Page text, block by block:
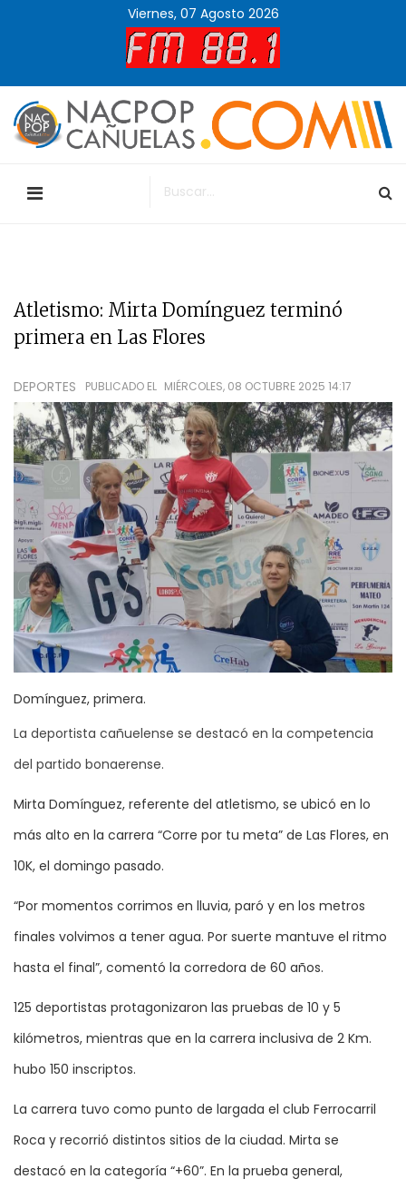
Viernes, 07 Agosto 2026
Atletismo: Mirta Domínguez terminó
primera en Las Flores
DEPORTES PUBLICADO EL MIÉRCOLES, 08 OCTUBRE 2025 14:17
Domínguez, primera.
La deportista cañuelense se destacó en la competencia
del partido bonaerense.
Mirta Domínguez, referente del atletismo, se ubicó en lo
más alto en la carrera “Corre por tu meta” de Las Flores, en
10K, el domingo pasado.
“Por momentos corrimos en lluvia, paró y en los metros
finales volvimos a tener agua. Por suerte mantuve el ritmo
hasta el final”, comentó la corredora de 60 años.
125 deportistas protagonizaron las pruebas de 10 y 5
kilómetros, mientras que en la carrera inclusiva de 2 Km.
hubo 150 inscriptos.
La carrera tuvo como punto de largada el club Ferrocarril
Roca y recorrió distintos sitios de la ciudad. Mirta se
destacó en la categoría “+60”. En la prueba general,